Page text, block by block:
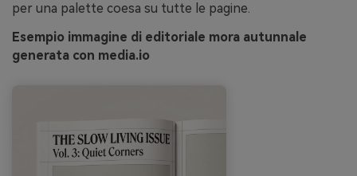
per una palette coesa su tutte le pagine.
Esempio immagine di editoriale mora autunnale
generata con media.io